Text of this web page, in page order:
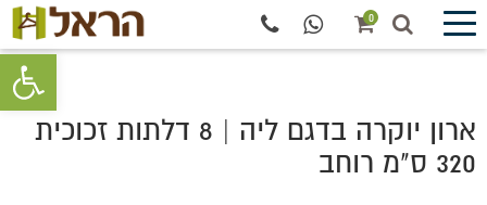
פתח
0
ארון יוקרה בדגם ליה | 8 דלתות זכוכית
320 ס"מ רוחב